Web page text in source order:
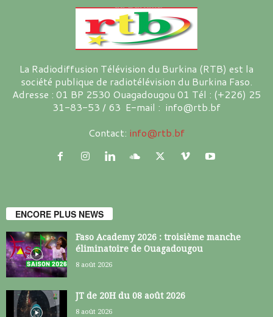
La Radiodiffusion Télévision du Burkina (RTB) est la
société publique de radiotélévision du Burkina Faso.
Adresse : 01 BP 2530 Ouagadougou 01 Tél : (+226) 25
31-83-53 / 63 E-mail : info@rtb.bf
Contact: info@rtb.bf
ENCORE PLUS NEWS
Faso Academy 2026 : troisième manche
éliminatoire de Ouagadougou
8 août 2026
JT de 20H du 08 août 2026
8 août 2026